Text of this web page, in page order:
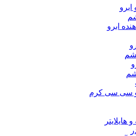
ابرو
سی سی کرم
هایلایتر